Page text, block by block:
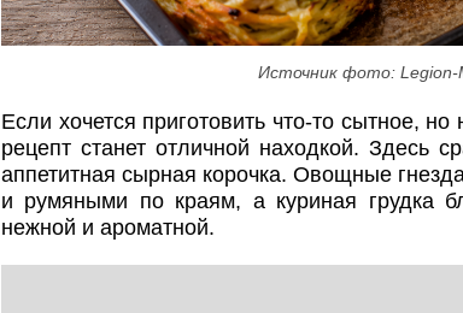
Источник фото: Legion-
Если хочется приготовить что-то сытное,
рецепт станет отличной находкой. Здесь
аппетитная сырная корочка. Овощные
и румяными по краям, а куриная грудка
нежной и ароматной.